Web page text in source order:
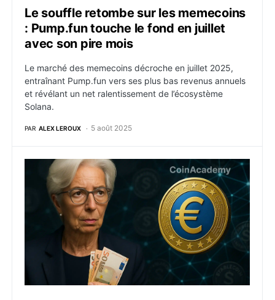
Le souffle retombe sur les memecoins
: Pump.fun touche le fond en juillet
avec son pire mois
Le marché des memecoins décroche en juillet 2025,
entraînant Pump.fun vers ses plus bas revenus annuels
et révélant un net ralentissement de l’écosystème
Solana.
PAR ALEX LEROUX 5 août 2025
L’euro numérique avance, mais la Banque centrale